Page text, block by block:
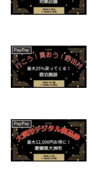
PayPay
PayPay